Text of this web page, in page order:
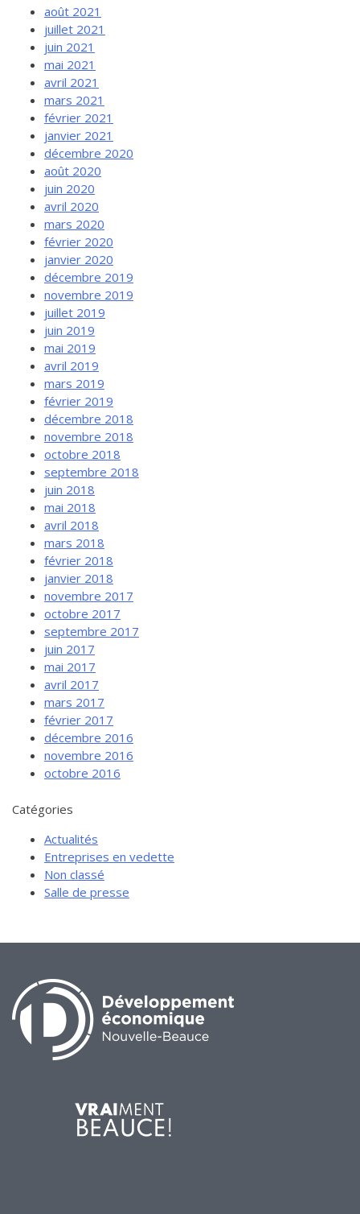
août 2021
juillet 2021
juin 2021
mai 2021
avril 2021
mars 2021
février 2021
janvier 2021
décembre 2020
août 2020
juin 2020
avril 2020
mars 2020
février 2020
janvier 2020
décembre 2019
novembre 2019
juillet 2019
juin 2019
mai 2019
avril 2019
mars 2019
février 2019
décembre 2018
novembre 2018
octobre 2018
septembre 2018
juin 2018
mai 2018
avril 2018
mars 2018
février 2018
janvier 2018
novembre 2017
octobre 2017
septembre 2017
juin 2017
mai 2017
avril 2017
mars 2017
février 2017
décembre 2016
novembre 2016
octobre 2016
Catégories
Actualités
Entreprises en vedette
Non classé
Salle de presse